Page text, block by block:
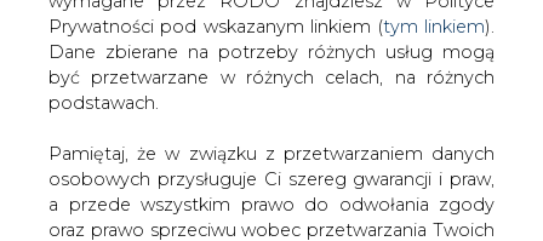
Prywatności pod wskazanym linkiem (tym linkiem).
Dane zbierane na potrzeby różnych usług mogą
być przetwarzane w różnych celach, na różnych
podstawach.
Pamiętaj, że w związku z przetwarzaniem danych
osobowych przysługuje Ci szereg gwarancji i praw,
a przede wszystkim prawo do odwołania zgody
oraz prawo sprzeciwu wobec przetwarzania Twoich